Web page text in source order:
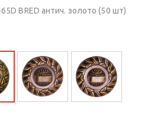
BRED антич. золото (50 шт)